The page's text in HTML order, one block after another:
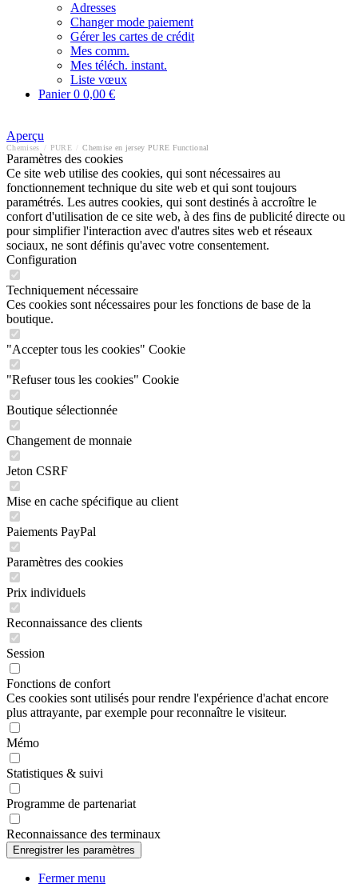
Adresses
Changer mode paiement
Gérer les cartes de crédit
Mes comm.
Mes téléch. instant.
Liste vœux
Panier0 0,00 €
Aperçu
Chemises PURE Chemise en jersey PURE Functional
Paramètres des cookies
Ce site web utilise des cookies, qui sont nécessaires au
fonctionnement technique du site web et qui sont toujours
paramétrés. Les autres cookies, qui sont destinés à accroître le
confort d'utilisation de ce site web, à des fins de publicité directe ou
pour simplifier l'interaction avec d'autres sites web et réseaux
sociaux, ne sont définis qu'avec votre consentement.
Configuration
Techniquement nécessaire
Ces cookies sont nécessaires pour les fonctions de base de la
boutique.
"Accepter tous les cookies" Cookie
"Refuser tous les cookies" Cookie
Boutique sélectionnée
Changement de monnaie
Jeton CSRF
Mise en cache spécifique au client
Paiements PayPal
Paramètres des cookies
Prix individuels
Reconnaissance des clients
Session
Fonctions de confort
Ces cookies sont utilisés pour rendre l'expérience d'achat encore
plus attrayante, par exemple pour reconnaître le visiteur.
Mémo
Statistiques & suivi
Programme de partenariat
Reconnaissance des terminaux
Fermer menu